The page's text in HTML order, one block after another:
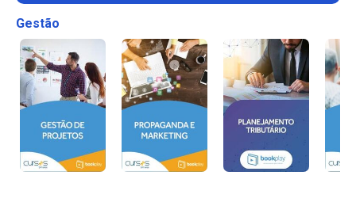
Gestão